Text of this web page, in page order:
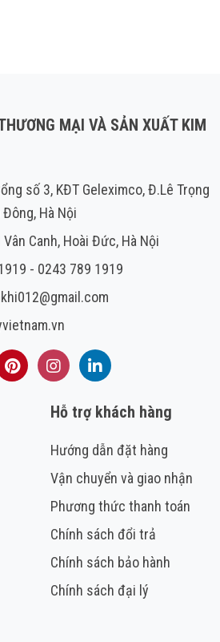
MẠI VÀ SẢN XUẤT KIM
số 3, KĐT Geleximco, Đ.Lê Trọng
Đông, Hà Nội
Vân Canh, Hoài Đức, Hà Nội
- 0243 789 1919
PinterestInstagramLinkedIn
Hỗ trợ khách hàng
Hướng dẫn đặt hàng
Vận chuyển và giao nhận
Phương thức thanh toán
Chính sách đổi trả
Chính sách bảo hành
Chính sách đại lý